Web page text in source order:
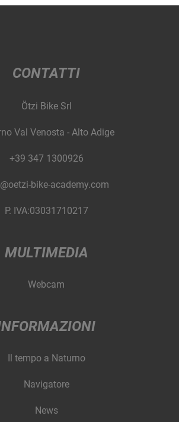
CONTATTI
Ötzi Bike Srl
Val Venosta - Alto Adige
+39 347 1300926
bike-academy.com
P. IVA:03031710217
MULTIMEDIA
Webcam
Il tempo a Naturno
Navigatore
News